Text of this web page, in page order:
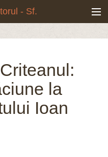
- Sf.
la
Ioan